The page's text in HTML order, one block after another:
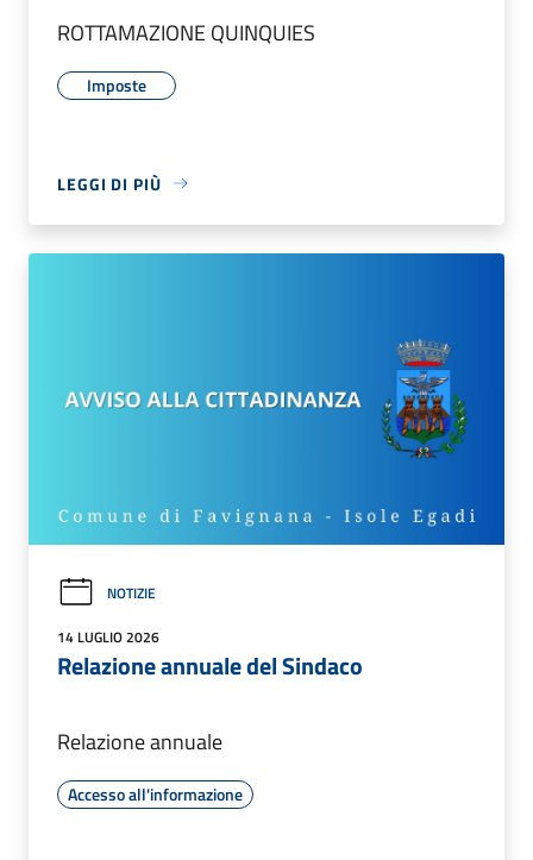
ROTTAMAZIONE QUINQUIES
Imposte
LEGGI DI PIÙ
NOTIZIE
14 LUGLIO 2026
Relazione annuale del Sindaco
Relazione annuale
Accesso all'informazione